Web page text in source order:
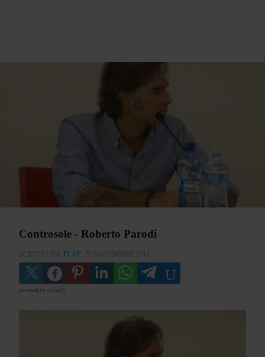
Controsole - Roberto Parodi
SCRITTO DA FLAP 26 NOVEMBRE 2011
powered by social2s